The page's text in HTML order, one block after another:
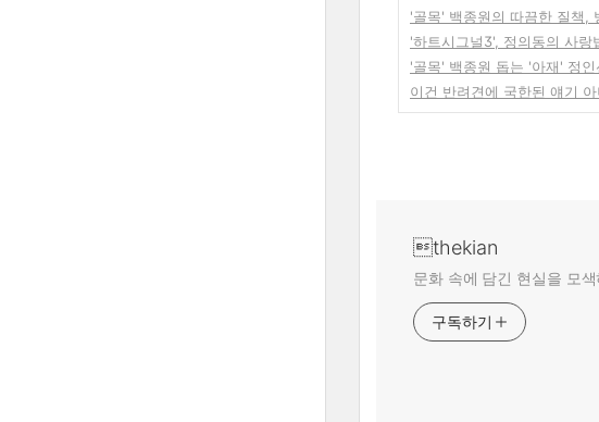
'골목' 백종원의 따끔한 질책,
'하트시그널3', 정의동의 사랑
'골목' 백종원 돕는 '아재' 정
이건 반려견에 국한된 얘기
thekian
문화 속에 담긴 현실을 모
구독하기